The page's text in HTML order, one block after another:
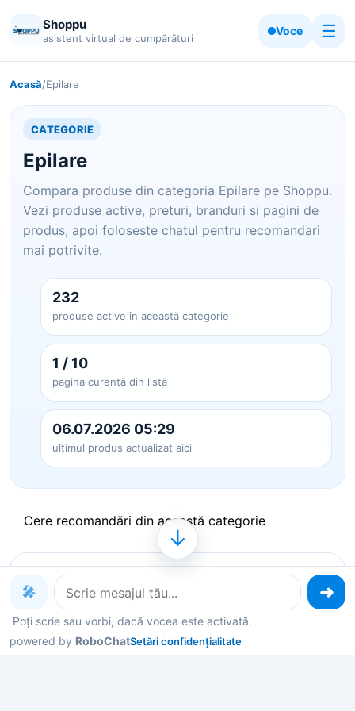
Shoppu
asistent virtual de cumpărături
Voce ☰
Acasă/Epilare
CATEGORIE
Epilare
Compara produse din categoria Epilare pe Shoppu.
Vezi produse active, preturi, branduri si pagini de
produs, apoi foloseste chatul pentru recomandari
mai potrivite.
232
produse active în această categorie
1 / 10
pagina curentă din listă
06.07.2026 05:29
ultimul produs actualizat aici
Cere recomandări din această categorie
Produse pe care le poți explora
acum
Deschide un produs ca să vezi detalii, sau spune-
🎤
Poți scrie sau vorbi, dacă vocea este activată.
powered by RoboChatSetări confidențialitate
↓